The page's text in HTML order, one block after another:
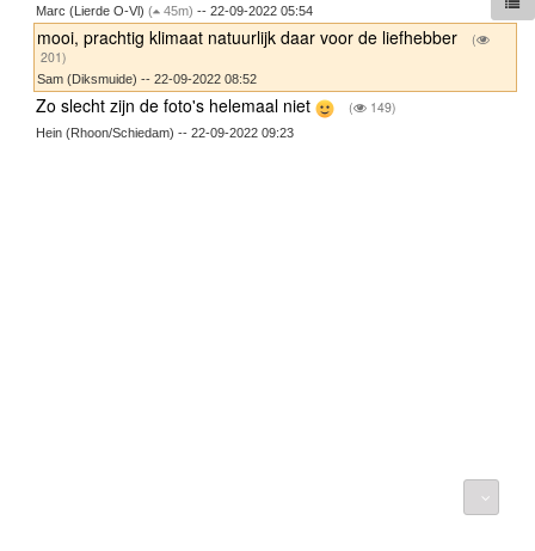
Marc (Lierde O-Vl) ( 45m) -- 22-09-2022 05:54
mooi, prachtig klimaat natuurlijk daar voor de liefhebber
(
201)
Sam (Diksmuide) -- 22-09-2022 08:52
Zo slecht zijn de foto's helemaal niet ( 149)
Hein (Rhoon/Schiedam) -- 22-09-2022 09:23